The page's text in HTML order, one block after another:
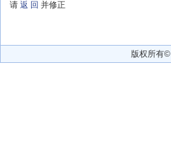
请 返 回 并修正
版权所有©